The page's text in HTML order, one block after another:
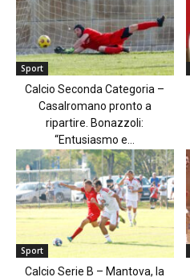
Sport
Calcio Seconda Categoria –
Casalromano pronto a
ripartire. Bonazzoli:
“Entusiasmo e...
Sport
Calcio Serie B – Mantova, la